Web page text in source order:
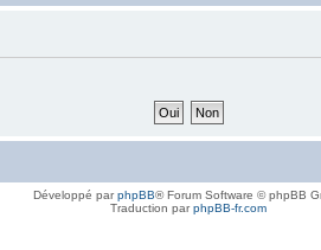
Développé parphpBB® Forum Software © phpBB
Traduction parphpBB-fr.com